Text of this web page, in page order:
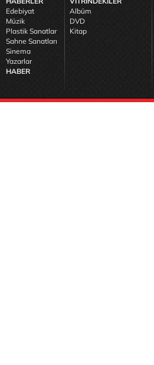
Edebiyat
Müzik
Plastik Sanatlar
Sahne Sanatları
Sinema
Yazarlar
HABER
Albüm
DVD
Kitap